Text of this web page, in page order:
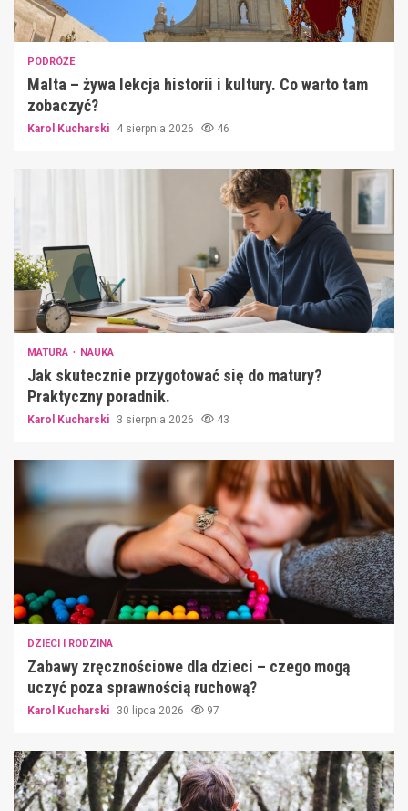
PODRÓŻE
Malta – żywa lekcja historii i kultury. Co warto tam
zobaczyć?
Karol Kucharski 4 sierpnia 2026 46
MATURA NAUKA
Jak skutecznie przygotować się do matury?
Praktyczny poradnik.
Karol Kucharski 3 sierpnia 2026 43
DZIECI I RODZINA
Zabawy zręcznościowe dla dzieci – czego mogą
uczyć poza sprawnością ruchową?
Karol Kucharski 30 lipca 2026 97